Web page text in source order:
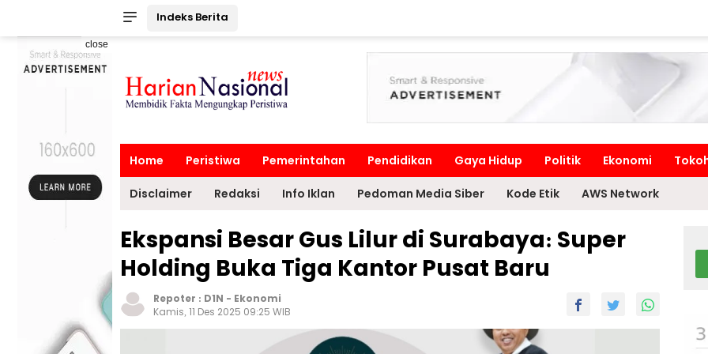
Indeks Berita
close
Home Peristiwa Pemerintahan Pendidikan Gaya Hidup Politik Ekonomi
Disclaimer Redaksi Info Iklan Pedoman Media Siber Kode Etik AWS Network
Ekspansi Besar Gus Lilur di Surabaya: Super
Holding Buka Tiga Kantor Pusat Baru
Repoter : D1N - Ekonomi
Kamis, 11 Des 2025 09:25 WIB